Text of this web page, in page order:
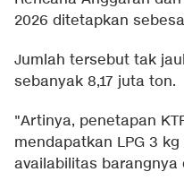
2026 ditetapkan
Jumlah tersebut tak
sebanyak 8,17 juta ton.
"Artinya, penetapan
mendapatkan LPG 3
availabilitas barangnya